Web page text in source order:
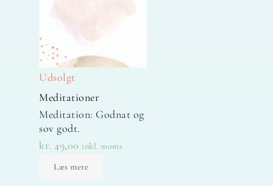
Udsolgt
Meditationer
Meditation: Godnat og
sov godt.
kr. 49,00 inkl. moms
Læs mere